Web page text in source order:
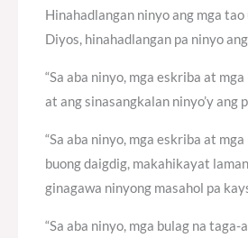
Hinahadlangan ninyo ang mga
Diyos, hinahadlangan pa ninyo
“Sa aba ninyo, mga eskriba at
at ang sinasangkalan ninyo’y ang
“Sa aba ninyo, mga eskriba at
buong daigdig, makahikayat
ginagawa ninyong masahol pa
“Sa aba ninyo, mga bulag na